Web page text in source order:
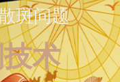
斑问题
术